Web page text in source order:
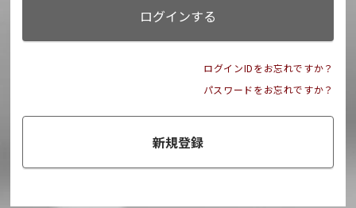
ログインする
ログインIDをお忘れですか？
パスワードをお忘れですか？
新規登録